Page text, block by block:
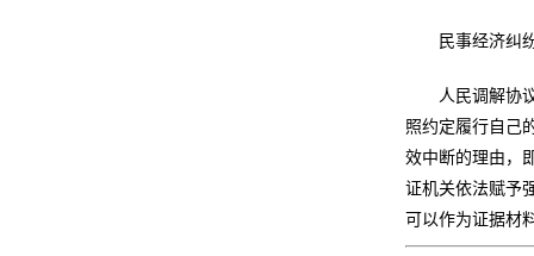
民事经济纠
人民调解协
照约定履行自己
效中断的理由，
证机关依法赋予
可以作为证据材